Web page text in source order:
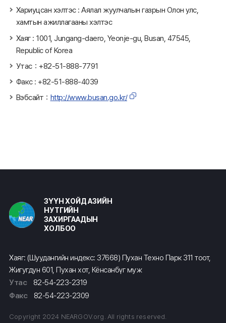
Хариуцсан хэлтэс : Аялал жуулчалын газрын Олон улс,
хамтын ажиллагааны хэлтэс
Хаяг : 1001, Jungang-daero, Yeonje-gu, Busan, 47545,
Republic of Korea
Утас：+82-51-888-7791
Факс : +82-51-888-4039
Вэбсайт： http://www.busan.go.kr/
ЗҮҮН ХОЙД АЗИЙН
НУТГИЙН
ЗАХИРГААДЫН
ХОЛБОО
Хаяг: (Шуудангийн индекс: 37668) Пухан Техно Парк 311 тоот,
Жигугдун 601, Пухан хот, Кёнсанбүг муж
Утас
82-54-223-2319
Факс
82-54-223-2309
Copyright 2024 NEARGOV.org. All rights reserved.